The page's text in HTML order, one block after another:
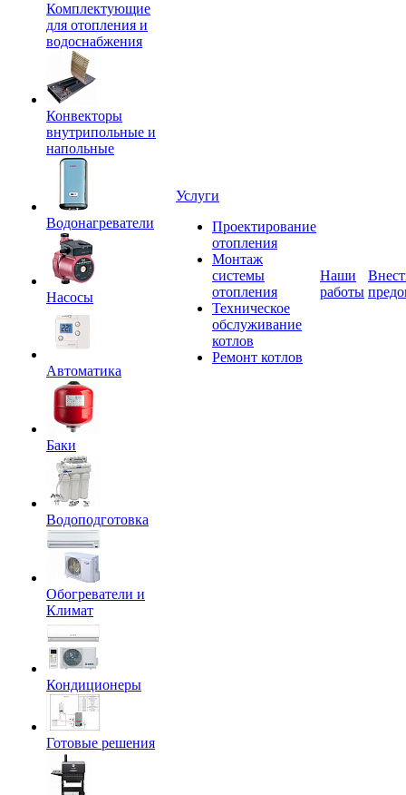
Комплектующие
для отопления и
водоснабжения
Конвекторы
внутрипольные и
напольные
Водонагреватели
Насосы
Автоматика
Баки
Водоподготовка
Обогреватели и
Климат
Кондиционеры
Готовые решения
Услуги
Проектирование
отопления
Монтаж
системы
отопления
Техническое
обслуживание
котлов
Ремонт котлов
Наши
работы